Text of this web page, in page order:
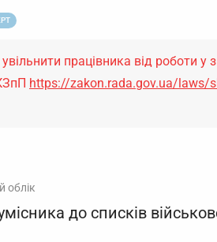
працівника від роботи у
https://zakon.rada.gov.ua/laws/
облік
до списків